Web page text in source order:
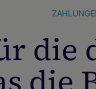
die